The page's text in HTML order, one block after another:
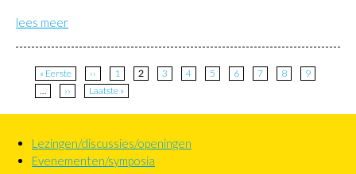
lees meer
Paginatie
Eerste
pagina
« Eerste
Vorige
pagina
‹‹ Page
1
Huidige
pagina
2 Page
3 Page
4 Page
5 Page
6 Page
7 Page
8 Page
9
…
Volgende
pagina
››
Laatste
pagina
Laatste »
Primaire
links
Lezingen/discussies/openingen
Evenementen/symposia